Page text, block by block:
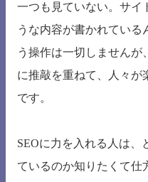
一つも見ていない。サイ
うな内容が書かれている
う操作は一切しませんが
に推敲を重ねて、人々が
です。
SEOに力を入れる人は、
ているのか知りたくて仕